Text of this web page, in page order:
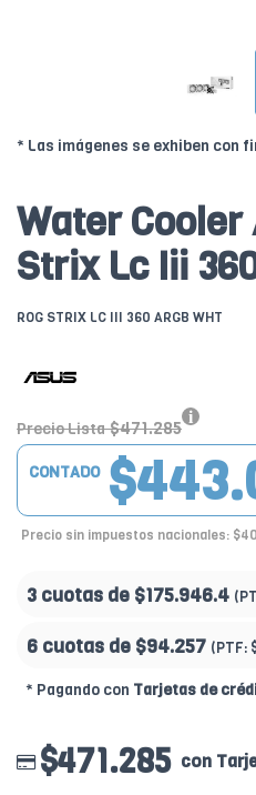
* Las imágenes se exhiben con
Water Cooler
Strix Lc Iii
ROG STRIX LC III 360 ARGB WHT
Precio Lista $471.285
CONTADO
Precio sin impuestos nacionales:
3 cuotas de $175.946.4
6 cuotas de $94.257 (PTF:
* Pagando con Tarjetas de
$471.285 con